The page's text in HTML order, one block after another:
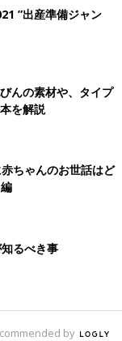
”出産準備ジャン
んの素材や、タイプ
を解説
ちゃんのお世話はど
るべき事
by